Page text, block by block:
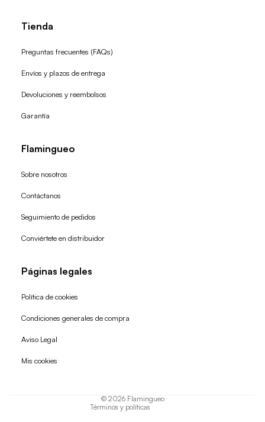
Tienda
Preguntas frecuentes (FAQs)
Envíos y plazos de entrega
Devoluciones y reembolsos
Garantía
Flamingueo
Sobre nosotros
Contáctanos
Seguimiento de pedidos
Conviértete en distribuidor
Páginas legales
Política de cookies
Condiciones generales de compra
Aviso Legal
Mis cookies
© 2026 Flamingueo
Términos y políticas